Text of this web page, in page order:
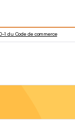
du Code de commerce